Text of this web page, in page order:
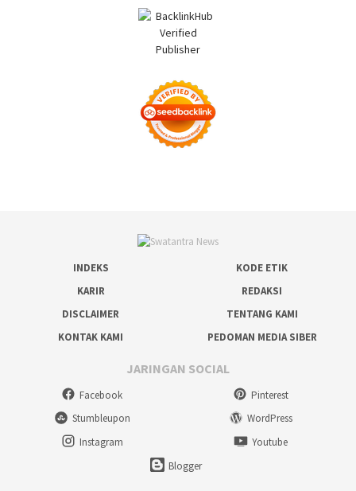
INDEKS
KODE ETIK
KARIR
REDAKSI
DISCLAIMER
TENTANG KAMI
KONTAK KAMI
PEDOMAN MEDIA SIBER
JARINGAN SOCIAL
Facebook
Pinterest
Stumbleupon
WordPress
Instagram
Youtube
Blogger